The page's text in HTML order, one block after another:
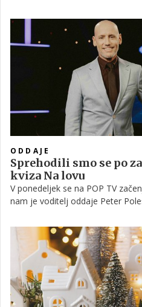
zamenjava starih lesenih omaric
katerega nima vsakdo časa ali
veliko načinov za osvežitev
ODDAJE
Sprehodili smo se po
kviza Na lovu
V ponedeljek se na POP TV
nam je voditelj oddaje Peter
zahtevali največ truda in še